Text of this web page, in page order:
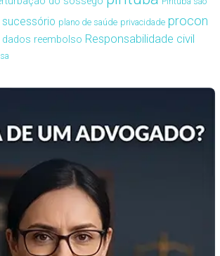
plano de saúde privacidade procon
dados reembolso Responsabilidade civil